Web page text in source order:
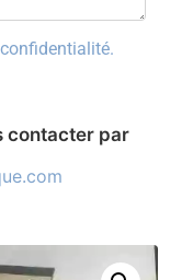
contacter par